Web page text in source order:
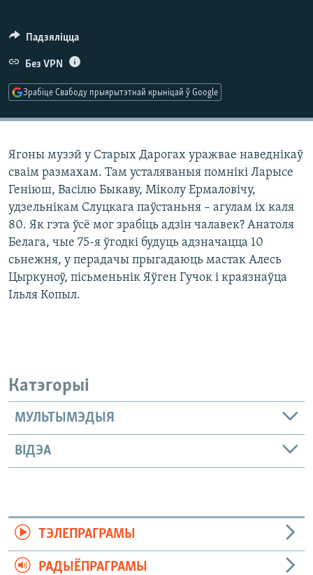
КАЛЯНДАР
НА ХВАЛЯХ СВАБОДЫ
Падзяліцца
Без VPN
Зрабіце Свабоду прыярытэтнай крыніцай ў Google
Ягоны музэй у Старых Дарогах уражвае наведнікаў
сваім размахам. Там усталяваныя помнікі Ларысе
Геніюш, Васілю Быкаву, Міколу Ермаловічу,
удзельнікам Слуцкага паўстаньня – агулам іх каля
80. Як гэта ўсё мог зрабіць адзін чалавек? Анатоля
Белага, чые 75-я ўгодкі будуць адзначацца 10
сьнежня, у перадачы прыгадаюць мастак Алесь
Цыркуноў, пісьменьнік Яўген Гучок і краязнаўца
Ільля Копыл.
Катэгорыі
МУЛЬТЫМЭДЫЯ
ВІДЭА
ТЭЛЕПРАГРАМЫ
РАДЫЁПРАГРАМЫ